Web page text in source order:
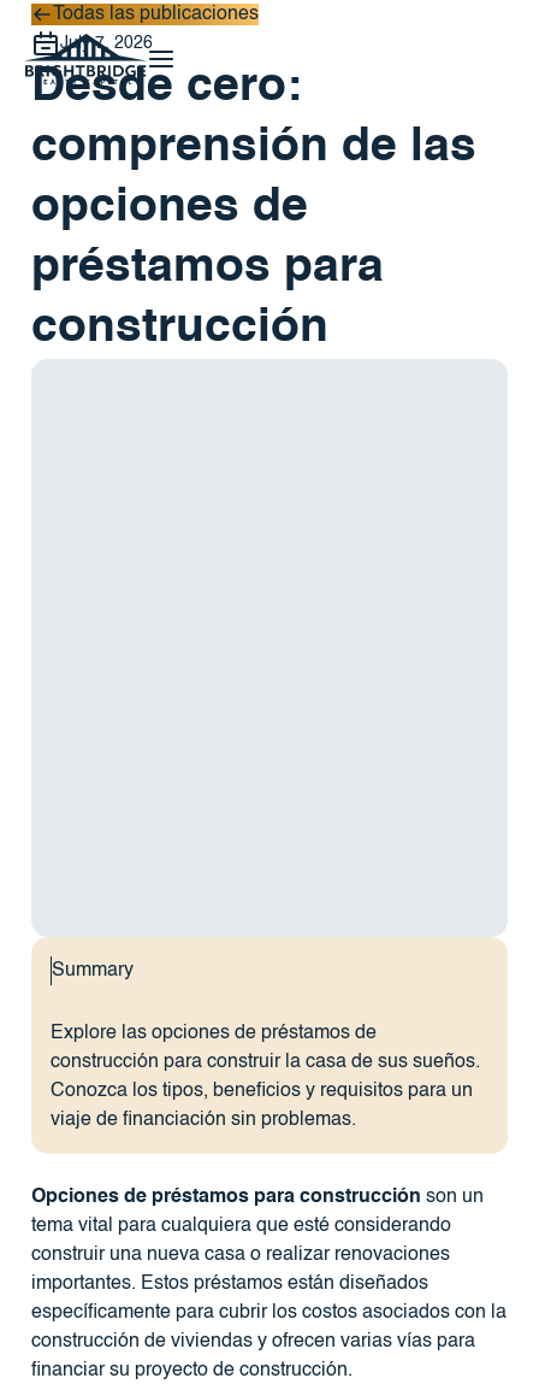
Todas las publicaciones
Todas las publicaciones
July 7, 2026
Desde cero:
comprensión de las
opciones de
préstamos para
construcción
Summary
Explore las opciones de préstamos de
construcción para construir la casa de sus sueños.
Conozca los tipos, beneficios y requisitos para un
viaje de financiación sin problemas.
Opciones de préstamos para construcción son un
tema vital para cualquiera que esté considerando
construir una nueva casa o realizar renovaciones
importantes. Estos préstamos están diseñados
específicamente para cubrir los costos asociados con la
construcción de viviendas y ofrecen varias vías para
financiar su proyecto de construcción.